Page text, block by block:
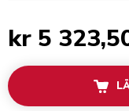
kr 5